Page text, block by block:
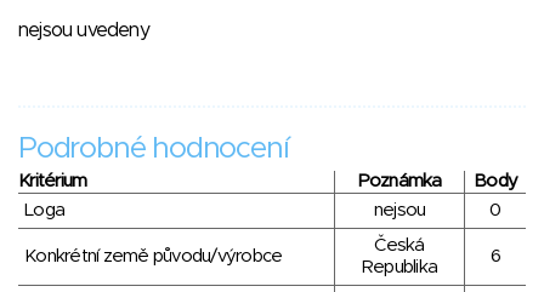
nejsou uvedeny
Podrobné hodnocení
Kritérium Poznámka
Body
Loga
nejsou 0
Konkrétní země původu/výrobce
Česká
Republika
6